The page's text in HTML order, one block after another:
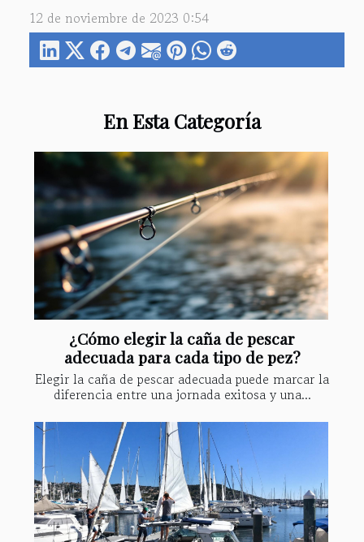
En Esta Categoría
¿Cómo elegir la caña de pescar
adecuada para cada tipo de pez?
Elegir la caña de pescar adecuada puede marcar la
diferencia entre una jornada exitosa y una...
12 de noviembre de 2023 0:54